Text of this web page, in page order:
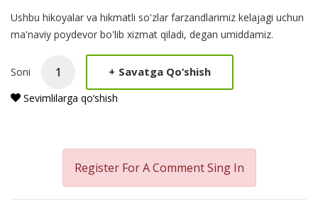
Product
Summery
Ushbu hikoyalar va hikmatli so'zlar farzandlarimiz kelajagi uchun
ma'naviy poydevor bo'lib xizmat qiladi, degan umiddamiz.
Soni + Savatga Qo‘shish
Sevimlilarga qo‘shish
Register For A CommentSing In